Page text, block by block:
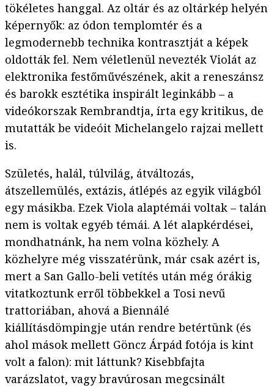
tökéletes hanggal. Az oltár és az oltárkép helyén
képernyők: az ódon templomtér és a
legmodernebb technika kontrasztját a képek
oldották fel. Nem véletlenül nevezték Violát az
elektronika festőművészének, akit a reneszánsz
és barokk esztétika inspirált leginkább – a
videókorszak Rembrandtja, írta egy kritikus, de
mutatták be videóit Michelangelo rajzai mellett
is.
Születés, halál, túlvilág, átváltozás,
átszellemülés, extázis, átlépés az egyik világból
egy másikba. Ezek Viola alaptémái voltak – talán
nem is voltak egyéb témái. A lét alapkérdései,
mondhatnánk, ha nem volna közhely. A
közhelyre még visszatérünk, már csak azért is,
mert a San Gallo-beli vetítés után még órákig
vitatkoztunk erről többekkel a Tosi nevű
trattoriában, ahová a Biennálé
kiállításdömpingje után rendre betértünk (és
ahol mások mellett Göncz Árpád fotója is kint
volt a falon): mit láttunk? Kisebbfajta
varázslatot, vagy bravúrosan megcsinált